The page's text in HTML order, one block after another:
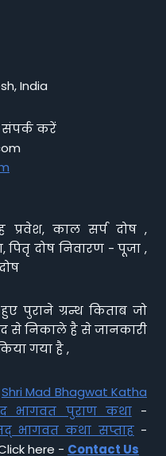
India
संपर्क करें
प्रवेश, काल सर्प दोष ,
पितृ दोष निवारण - पूजा ,
पुराने ग्रन्थ किताब जो
से निकाले है से जानकारी
गया है ,
Shri Mad Bhagwat Katha
भागवत पुराण कथा-
भागवत कथा सप्ताह-
here - Contact Us